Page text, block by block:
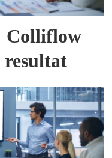
Colliflow
resultat